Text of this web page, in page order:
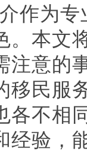
作为
。本文
注意的
移民服
各不相
经验，